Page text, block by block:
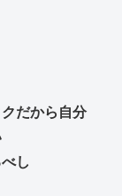
だから自分
し